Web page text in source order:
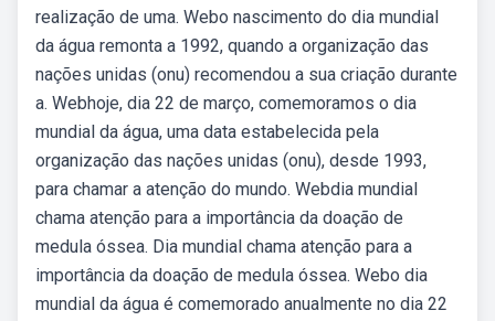
realização de uma. Webo nascimento do dia mundial
da água remonta a 1992, quando a organização das
nações unidas (onu) recomendou a sua criação durante
a. Webhoje, dia 22 de março, comemoramos o dia
mundial da água, uma data estabelecida pela
organização das nações unidas (onu), desde 1993,
para chamar a atenção do mundo. Webdia mundial
chama atenção para a importância da doação de
medula óssea. Dia mundial chama atenção para a
importância da doação de medula óssea. Webo dia
mundial da água é comemorado anualmente no dia 22